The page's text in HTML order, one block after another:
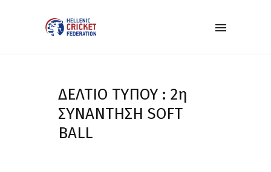
ΔΕΛΤΙΟ ΤΥΠΟΥ : 2η
ΣΥΝΑΝΤΗΣΗ SOFT
BALL